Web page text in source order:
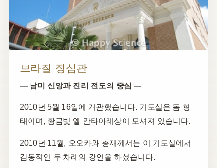
브라질 정심관
— 남미 신앙과 진리 전도의 중심 —
2010년 5월 16일에 개관했습니다. 기도실은 돔 형
태이며, 황금빛 엘 칸타아레상이 모셔져 있습니다.
2010년 11월, 오오카와 총재께서는 이 기도실에서
감동적인 두 차례의 강연을 하셨습니다.